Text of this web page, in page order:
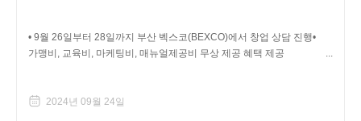
• 9월 26일부터 28일까지 부산 벡스코(BEXCO)에서 창업 상담 진행•
가맹비, 교육비, 마케팅비, 매뉴얼제공비 무상 제공 혜택 제공 ...
2024년 09월 24일